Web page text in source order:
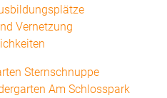
Vernetzung
Sternschnuppe
Am Schlosspark